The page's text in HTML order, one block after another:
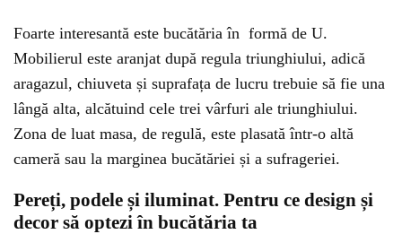
Foarte interesantă este bucătăria în formă de U.
Mobilierul este aranjat după regula triunghiului, adică
aragazul, chiuveta și suprafața de lucru trebuie să fie una
lângă alta, alcătuind cele trei vârfuri ale triunghiului.
Zona de luat masa, de regulă, este plasată într-o altă
cameră sau la marginea bucătăriei și a sufrageriei.
Pereți, podele și iluminat. Pentru ce design și
decor să optezi în bucătăria ta